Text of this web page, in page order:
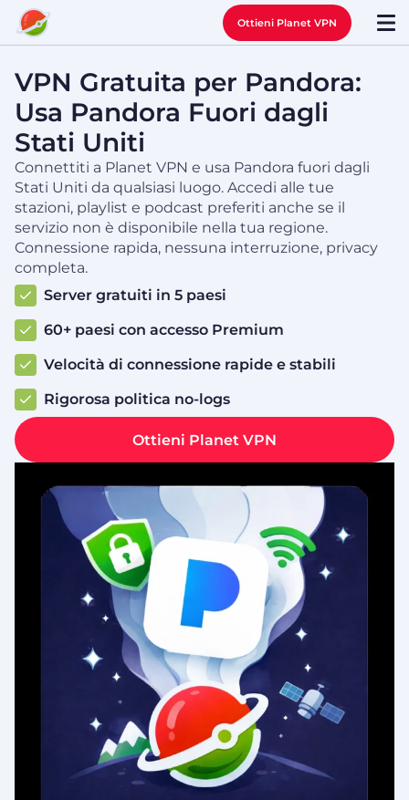
Ottieni Planet VPN
VPN Gratuita per Pandora:
Usa Pandora Fuori dagli
Stati Uniti
Connettiti a Planet VPN e usa Pandora fuori dagli
Stati Uniti da qualsiasi luogo. Accedi alle tue
stazioni, playlist e podcast preferiti anche se il
servizio non è disponibile nella tua regione.
Connessione rapida, nessuna interruzione, privacy
completa.
Server gratuiti in 5 paesi
60+ paesi con accesso Premium
Velocità di connessione rapide e stabili
Rigorosa politica no-logs
Ottieni Planet VPN